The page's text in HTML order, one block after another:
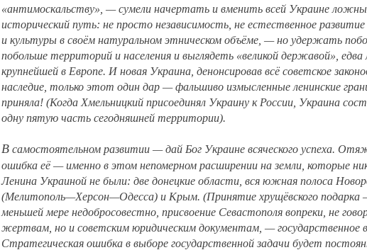
«антимоскальству», — сумели начертать и вменить всей Украине
исторический путь: не просто независимость, не естественное развитие
и культуры в своём натуральном этническом объёме, — но удержать
побольше территорий и населения и выглядеть «великой державой», едва
крупнейшей в Европе. И новая Украина, денонсировав всё советское
наследие, только этот один дар — фальшиво измысленные ленинские
приняла! (Когда Хмельницкий присоединял Украину к России, Украина
одну пятую часть сегодняшней территории).
В самостоятельном развитии — дай Бог Украине всяческого успеха. Отяжелительная
ошибка её — именно в этом непомерном расширении на земли, которые
Ленина Украиной не были: две донецкие области, вся южная полоса
(Мелитополь—Херсон—Одесса) и Крым. (Принятие хрущёвского подарка
меньшей мере недобросовестно, присвоение Севастополя вопреки, не
жертвам, но и советским юридическим документам, — государственное
Стратегическая ошибка в выборе государственной задачи будет